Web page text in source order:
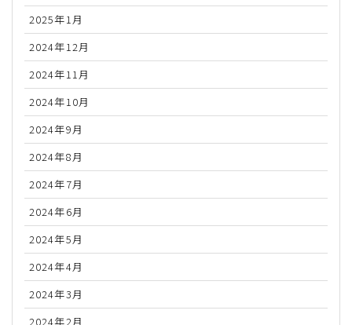
2025年1月
2024年12月
2024年11月
2024年10月
2024年9月
2024年8月
2024年7月
2024年6月
2024年5月
2024年4月
2024年3月
2024年2月